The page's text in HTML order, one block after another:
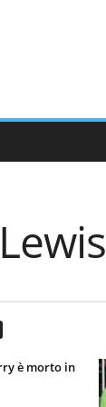
è morto in